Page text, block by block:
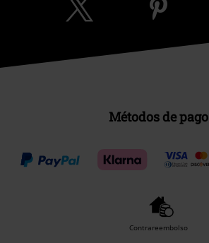
Métodos de pago
Contrareembolso